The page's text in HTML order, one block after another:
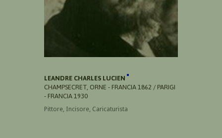
LEANDRE CHARLES LUCIEN
CHAMPSECRET, ORNE - FRANCIA 1862 / PARIGI
- FRANCIA 1930
Pittore, Incisore, Caricaturista